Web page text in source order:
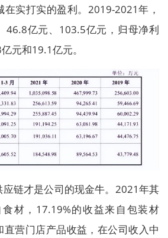
实打实的盈利。2019-2021年，
46.8亿元、103.5亿元，归母净利
元和19.1亿元。
链才是公司的现金牛。2021年其
材，17.19%的收益来自包装材
营门店产品收益，在公司收入中